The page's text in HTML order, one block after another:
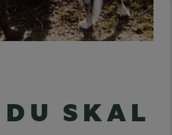
SKAL